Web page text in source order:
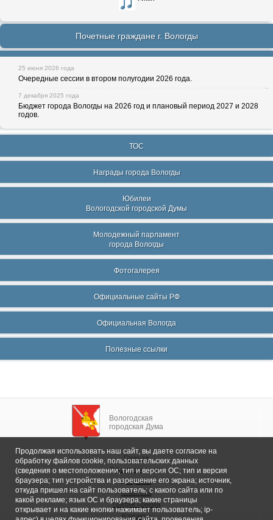
Почетные граждане г. Вологды
25 июня 2026 года
Очередные сессии в втором полугодии 2026 года.
7 декабря 2025 года
Бюджет города Вологды на 2026 год и плановый период 2027 и 2028
годов.
ТОС
Награды города Вологды
Юбилеи
Вологодской городской Думы
Молодежный парламент
города Вологды
Фотогалерея
Официальные сайты РФ
Официальная Вологда
Полезные ссылки
Вологодская
городская Дума
Главная
Общие сведения
Депутаты
Комитеты
График приема
Контакты
Продолжая использовать наш сайт, вы даете согласие на
обработку файлов cookie, пользовательских данных
(сведения о местоположении; тип и версия ОС; тип и версия
браузера; тип устройства и разрешение его экрана; источник,
откуда пришел на сайт пользователь; с какого сайта или по
какой рекламе; язык ОС и браузера; какие страницы
открывает и на какие кнопки нажимает пользователь; ip-